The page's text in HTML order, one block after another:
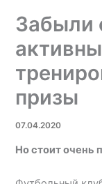
Забыли
призы
07.04.2020
Но стоит очень